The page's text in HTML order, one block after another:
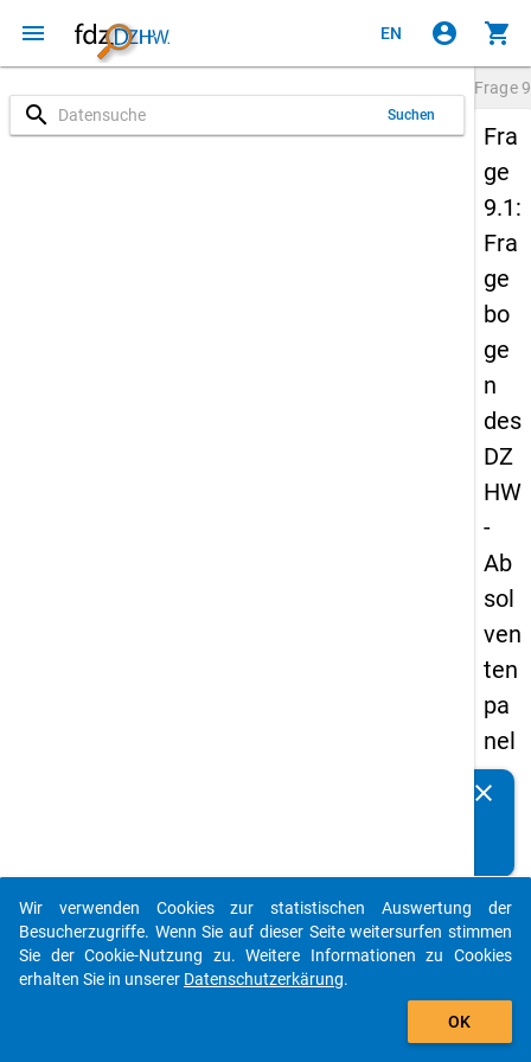
menu EN account_circle shopping_cart
search Suchen
Frage
Fra
ge
9.1:
Fra
ge
bo
ge
n
des
DZ
HW
-
Ab
sol
ven
ten
pa
nel
s
-
ers
te
clear
auto_stories
add_shopping_cart
Wir verwenden Cookies zur statistischen Auswertung der
Besucherzugriffe. Wenn Sie auf dieser Seite weitersurfen stimmen
Sie der Cookie-Nutzung zu. Weitere Informationen zu Cookies
erhalten Sie in unserer Datenschutzerkärung.
OK